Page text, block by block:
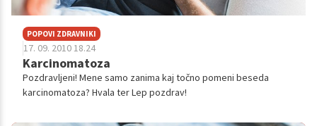
POPOVI ZDRAVNIKI
17. 09. 2010 18.24
Karcinomatoza
Pozdravljeni! Mene samo zanima kaj točno pomeni beseda
karcinomatoza? Hvala ter Lep pozdrav!